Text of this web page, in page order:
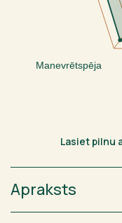
Manevrētspēja
Lasiet pilnu
Apraksts